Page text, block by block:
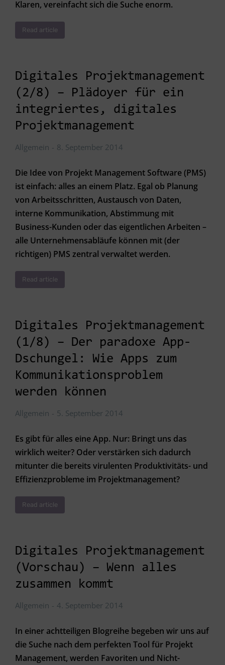
Klaren, vereinfacht sich die Suche enorm.
Read article
Digitales Projektmanagement
(2/8) – Plädoyer für ein
integriertes, digitales
Projektmanagement
Allgemein 8. September 2014
Die Idee von Projekt Management Software (PMS)
ist einfach: alles an einem Platz. Egal ob Planung
von Arbeitsschritten, Austausch von Daten,
interne Kommunikation, Abstimmung mit
Business-Kunden oder das eigentlichen Arbeiten –
alle Unternehmensabläufe können mit (der
richtigen) PMS zentral verwaltet werden.
Read article
Digitales Projektmanagement
(1/8) – Der paradoxe App-
Dschungel: Wie Apps zum
Kommunikationsproblem
werden können
Allgemein 5. September 2014
Es gibt für alles eine App. Nur: Bringt uns das
wirklich weiter? Oder verstärken sich dadurch
mitunter die bereits virulenten Produktivitäts- und
Effizienzprobleme im Projektmanagement?
Read article
Digitales Projektmanagement
(Vorschau) – Wenn alles
zusammen kommt
Allgemein 4. September 2014
In einer achtteiligen Blogreihe begeben wir uns auf
die Suche nach dem perfekten Tool für Projekt
Management, werden Favoriten und Nicht-